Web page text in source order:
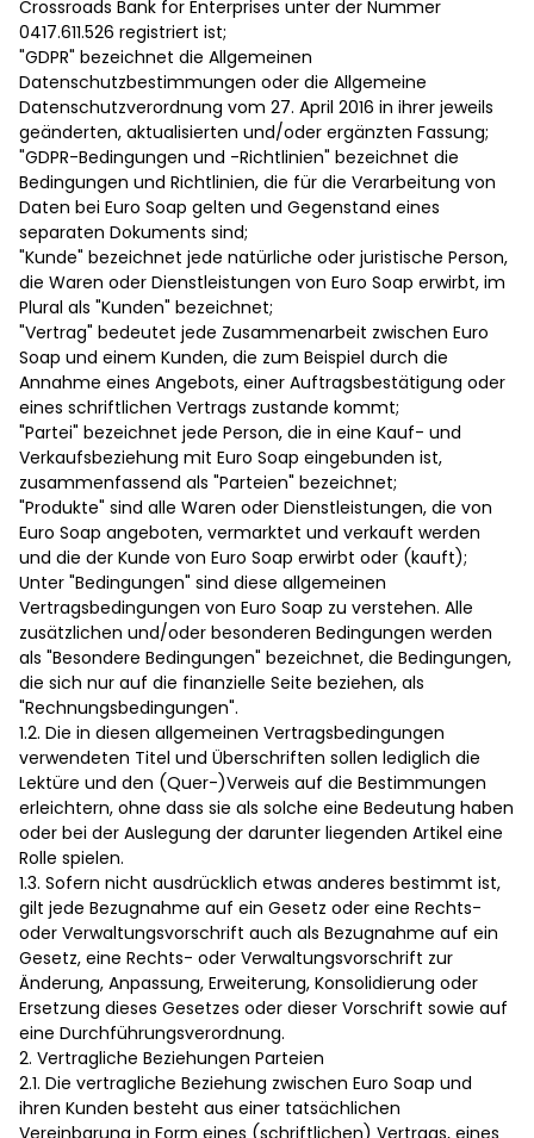
Crossroads Bank for Enterprises unter der Nummer
0417.611.526 registriert ist;
"GDPR" bezeichnet die Allgemeinen
Datenschutzbestimmungen oder die Allgemeine
Datenschutzverordnung vom 27. April 2016 in ihrer jeweils
geänderten, aktualisierten und/oder ergänzten Fassung;
"GDPR-Bedingungen und -Richtlinien" bezeichnet die
Bedingungen und Richtlinien, die für die Verarbeitung von
Daten bei Euro Soap gelten und Gegenstand eines
separaten Dokuments sind;
"Kunde" bezeichnet jede natürliche oder juristische Person,
die Waren oder Dienstleistungen von Euro Soap erwirbt, im
Plural als "Kunden" bezeichnet;
"Vertrag" bedeutet jede Zusammenarbeit zwischen Euro
Soap und einem Kunden, die zum Beispiel durch die
Annahme eines Angebots, einer Auftragsbestätigung oder
eines schriftlichen Vertrags zustande kommt;
"Partei" bezeichnet jede Person, die in eine Kauf- und
Verkaufsbeziehung mit Euro Soap eingebunden ist,
zusammenfassend als "Parteien" bezeichnet;
"Produkte" sind alle Waren oder Dienstleistungen, die von
Euro Soap angeboten, vermarktet und verkauft werden
und die der Kunde von Euro Soap erwirbt oder (kauft);
Unter "Bedingungen" sind diese allgemeinen
Vertragsbedingungen von Euro Soap zu verstehen. Alle
zusätzlichen und/oder besonderen Bedingungen werden
als "Besondere Bedingungen" bezeichnet, die Bedingungen,
die sich nur auf die finanzielle Seite beziehen, als
"Rechnungsbedingungen".
1.2. Die in diesen allgemeinen Vertragsbedingungen
verwendeten Titel und Überschriften sollen lediglich die
Lektüre und den (Quer-)Verweis auf die Bestimmungen
erleichtern, ohne dass sie als solche eine Bedeutung haben
oder bei der Auslegung der darunter liegenden Artikel eine
Rolle spielen.
1.3. Sofern nicht ausdrücklich etwas anderes bestimmt ist,
gilt jede Bezugnahme auf ein Gesetz oder eine Rechts-
oder Verwaltungsvorschrift auch als Bezugnahme auf ein
Gesetz, eine Rechts- oder Verwaltungsvorschrift zur
Änderung, Anpassung, Erweiterung, Konsolidierung oder
Ersetzung dieses Gesetzes oder dieser Vorschrift sowie auf
eine Durchführungsverordnung.
2. Vertragliche Beziehungen Parteien
2.1. Die vertragliche Beziehung zwischen Euro Soap und
ihren Kunden besteht aus einer tatsächlichen